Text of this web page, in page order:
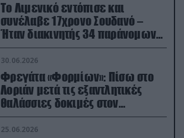
Το Λιμενικό εντόπισε και
συνέλαβε 17χρονο Σουδανό –
Ήταν διακινητής 34 παράνομων
μεταναστών
30.06.2026
Φρεγάτα «Φορμίων»: Πίσω στο
Λοριάν μετά τις εξαντλητικές
θαλάσσιες δοκιμές στον
απαιτητικό Βισκαϊκό
25.06.2026